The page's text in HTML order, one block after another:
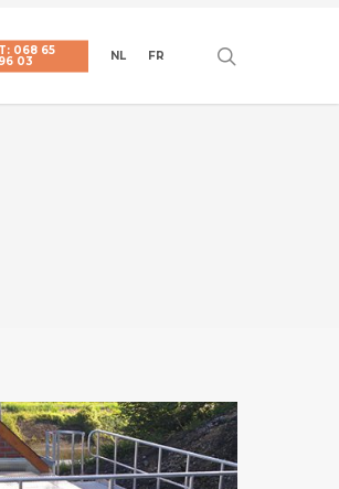
T: 068 65
96 03 NL FR